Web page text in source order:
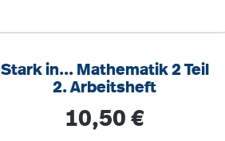
Stark in... Mathematik 2 Teil
2. Arbeitsheft
Regulärer Preis:
10,50 €